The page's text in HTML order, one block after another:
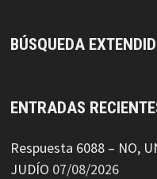
BÚSQUEDA
ENTRADAS
Respuesta 6088 – NO,
JUDÍO 07/08/2026